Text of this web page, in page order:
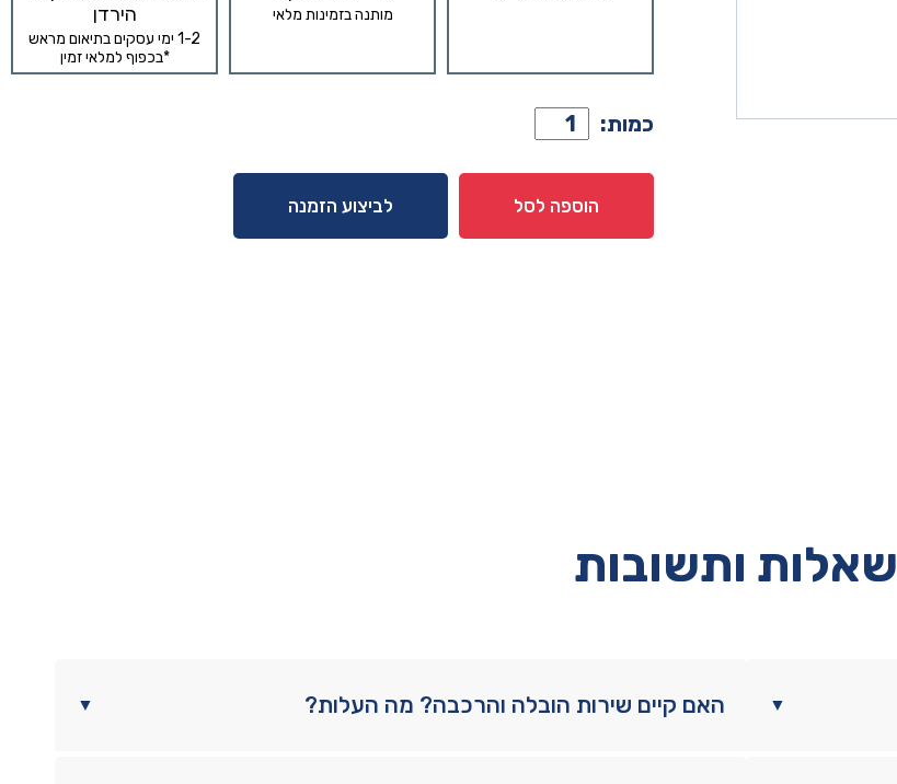
מותנה בזמינות מלאי
הירדן
1-2 ימי עסקים בתיאום מראש
*בכפוף למלאי זמין
כמות: כמות
של
שולחן
סלון
הוספה לסל לביצוע הזמנה
שאלות ותשובות
▼
▼ האם קיים שירות הובלה והרכבה? מה העלות?